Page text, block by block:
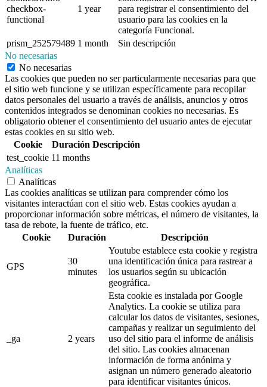
checkbox-
functional
1 year
para registrar el consentimiento del
usuario para las cookies en la
categoría Funcional.
prism_252579489 1 month
Sin descripción
No necesarias
No necesarias
Las cookies que pueden no ser particularmente necesarias para que
el sitio web funcione y se utilizan específicamente para recopilar
datos personales del usuario a través de análisis, anuncios y otros
contenidos integrados se denominan cookies no necesarias. Es
obligatorio obtener el consentimiento del usuario antes de ejecutar
estas cookies en su sitio web.
Cookie
Duración Descripción
test_cookie 11 months
Analíticas
Analíticas
Las cookies analíticas se utilizan para comprender cómo los
visitantes interactúan con el sitio web. Estas cookies ayudan a
proporcionar información sobre métricas, el número de visitantes, la
tasa de rebote, la fuente de tráfico, etc.
Cookie
Duración Descripción
GPS
30
minutes
Youtube establece esta cookie y registra
una identificación única para rastrear a
los usuarios según su ubicación
geográfica.
_ga 2 years
Esta cookie es instalada por Google
Analytics. La cookie se utiliza para
calcular los datos de visitantes, sesiones,
campañas y realizar un seguimiento del
uso del sitio para el informe de análisis
del sitio. Las cookies almacenan
información de forma anónima y
asignan un número generado aleatorio
para identificar visitantes únicos.